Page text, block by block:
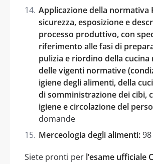
Applicazione della normativa
sicurezza, esposizione e
processo produttivo, con
riferimento alle fasi di
pulizia e riordino della cucina
delle vigenti normative
igiene degli alimenti, della
di somministrazione dei cibi,
igiene e circolazione del
domande
Merceologia degli alimenti:
Siete pronti per l’esame ufficiale